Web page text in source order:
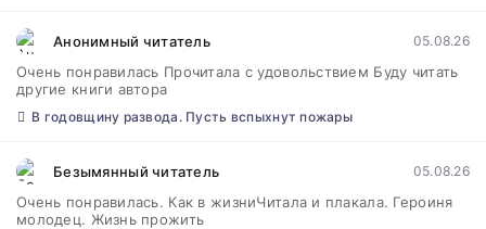
Анонимный читатель 05.08.26
Очень понравилась Прочитала с удовольствием Буду читать
другие книги автора
В годовщину развода. Пусть вспыхнут пожары
Безымянный читатель 05.08.26
Очень понравилась. Как в жизниЧитала и плакала. Героиня
молодец. Жизнь прожить